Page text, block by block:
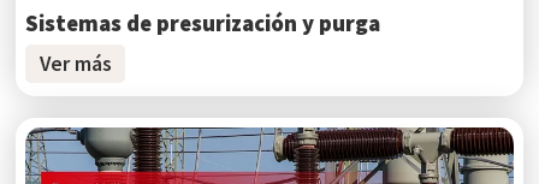
Sistemas de presurización y purga
Ver más